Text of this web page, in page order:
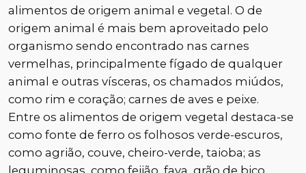
alimentos de origem animal e vegetal. O de
origem animal é mais bem aproveitado pelo
organismo sendo encontrado nas carnes
vermelhas, principalmente fígado de qualquer
animal e outras vísceras, os chamados miúdos,
como rim e coração; carnes de aves e peixe.
Entre os alimentos de origem vegetal destaca-se
como fonte de ferro os folhosos verde-escuros,
como agrião, couve, cheiro-verde, taioba; as
leguminosas, como feijão, fava, grão de bico,